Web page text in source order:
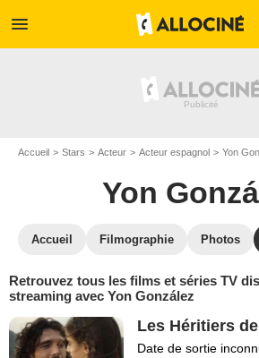
menu
Accueil Stars Acteur Acteur espagnol Yon
Yon
Accueil Filmographie Photos
Retrouvez tous les films et séries TV
streaming avec Yon González
Les Héritiers
Date de sortie